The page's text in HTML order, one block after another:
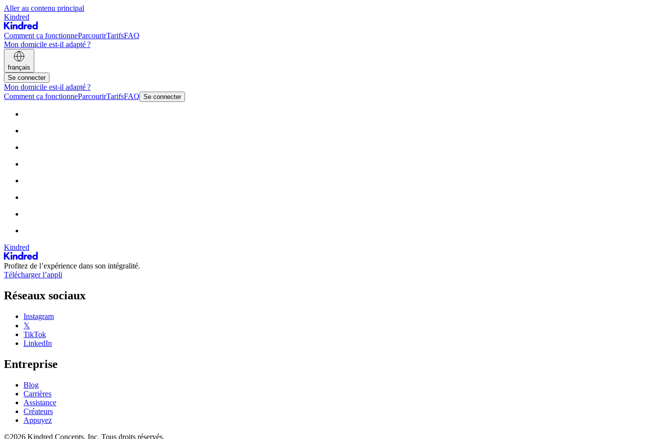
Aller au contenu principal
Kindred
Comment ça fonctionneParcourirTarifsFAQ
Mon domicile est-il adapté ?
français
Se connecter
Mon domicile est-il adapté ?
Comment ça fonctionneParcourirTarifsFAQ Se connecter
Kindred
Profitez de l’expérience dans son intégralité.
Télécharger l’appli
Réseaux sociaux
Instagram
𝕏
TikTok
LinkedIn
Entreprise
Blog
Carrières
Assistance
Créateurs
Appuyez
©2026 Kindred Concepts, Inc. Tous droits réservés.